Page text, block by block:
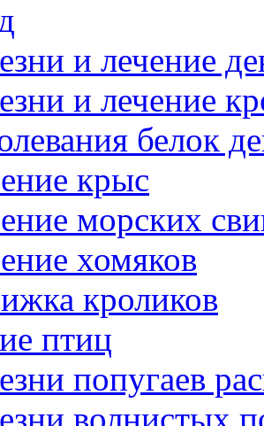
и лечение
и лечение
белок
крыс
морских
хомяков
кроликов
птиц
попугаев